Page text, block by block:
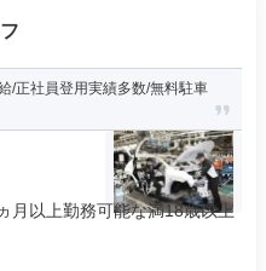
/正社員登用実績多数/無料駐車
月以上勤務可能な満18歳以上